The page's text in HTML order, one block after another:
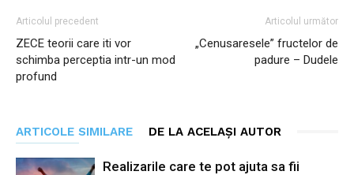
Articolul precedent
ZECE teorii care iti vor
schimba perceptia intr-un mod
profund
Articolul următor
„Cenusaresele” fructelor de
padure – Dudele
ARTICOLE SIMILARE DE LA ACELAȘI AUTOR
Realizarile care te pot ajuta sa fii